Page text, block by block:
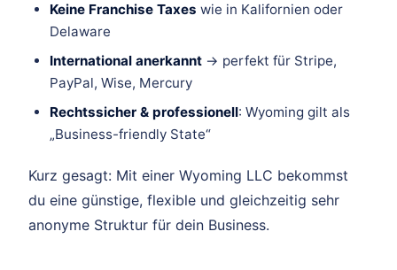
Keine Franchise Taxes wie in Kalifornien oder
Delaware
International anerkannt → perfekt für Stripe,
PayPal, Wise, Mercury
Rechtssicher & professionell: Wyoming gilt als
„Business-friendly State“
Kurz gesagt: Mit einer Wyoming LLC bekommst
du eine günstige, flexible und gleichzeitig sehr
anonyme Struktur für dein Business.